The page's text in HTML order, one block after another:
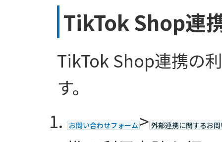
TikTok Shop連
TikTok Shop連携の
す。
お問い合わせフォーム > 外部連携に関するお